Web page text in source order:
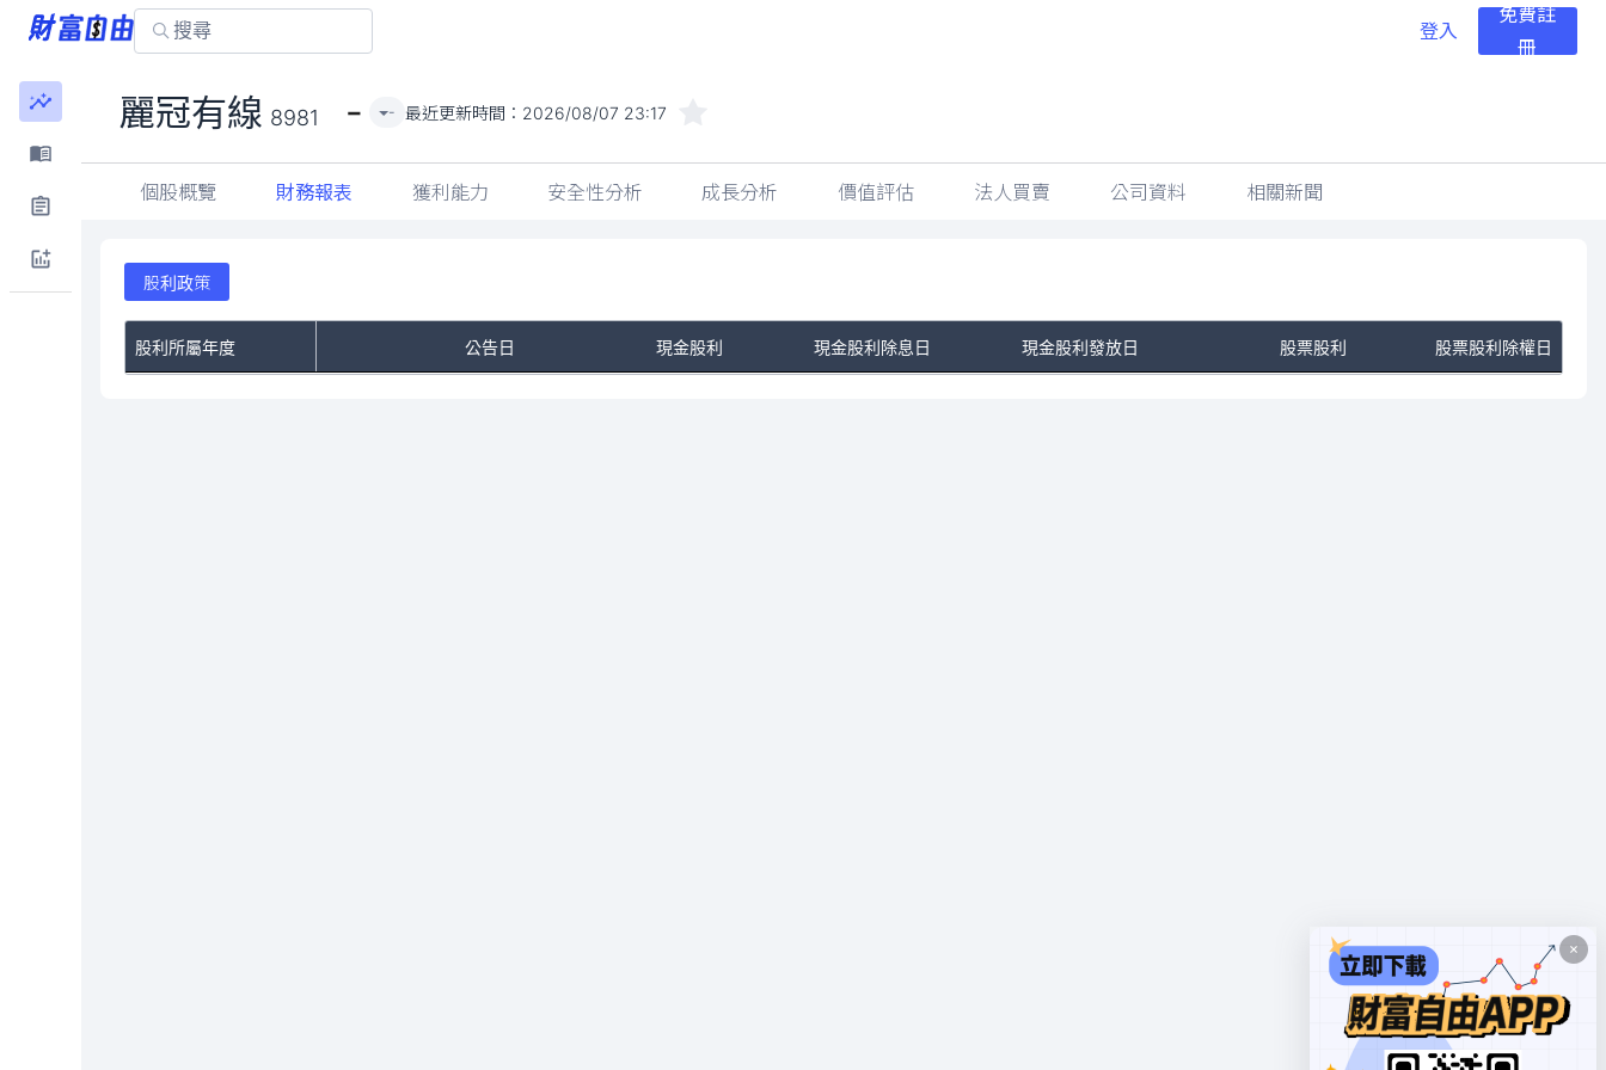
登入
免費註
冊
麗冠有線 8981 - - 最近更新時間： 2026/08/07 23:17
個股概覽 財務報表 獲利能力 安全性分析 成長分析 價值評估 法人買賣 公司資料 相關新聞
股利政策
股利所屬年度 公告日 現金股利 現金股利除息日 現金股利發放日 股票股利 股票股利除權日